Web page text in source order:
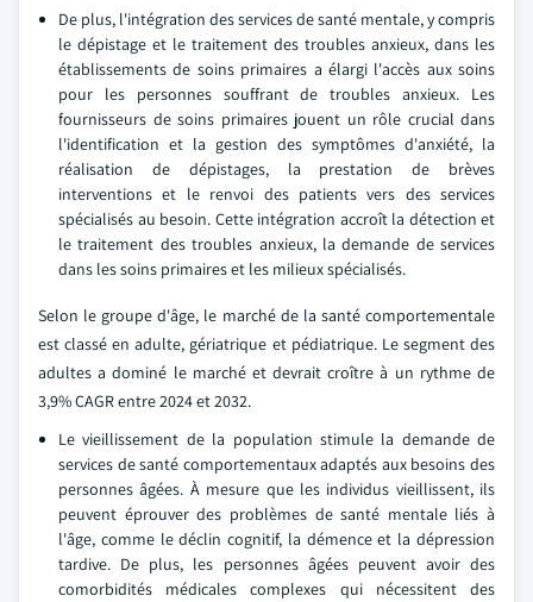
De plus, l'intégration des services de santé mentale, y compris
le dépistage et le traitement des troubles anxieux, dans les
établissements de soins primaires a élargi l'accès aux soins
pour les personnes souffrant de troubles anxieux. Les
fournisseurs de soins primaires jouent un rôle crucial dans
l'identification et la gestion des symptômes d'anxiété, la
réalisation de dépistages, la prestation de brèves
interventions et le renvoi des patients vers des services
spécialisés au besoin. Cette intégration accroît la détection et
le traitement des troubles anxieux, la demande de services
dans les soins primaires et les milieux spécialisés.
Selon le groupe d'âge, le marché de la santé comportementale
est classé en adulte, gériatrique et pédiatrique. Le segment des
adultes a dominé le marché et devrait croître à un rythme de
3,9% CAGR entre 2024 et 2032.
Le vieillissement de la population stimule la demande de
services de santé comportementaux adaptés aux besoins des
personnes âgées. À mesure que les individus vieillissent, ils
peuvent éprouver des problèmes de santé mentale liés à
l'âge, comme le déclin cognitif, la démence et la dépression
tardive. De plus, les personnes âgées peuvent avoir des
comorbidités médicales complexes qui nécessitent des